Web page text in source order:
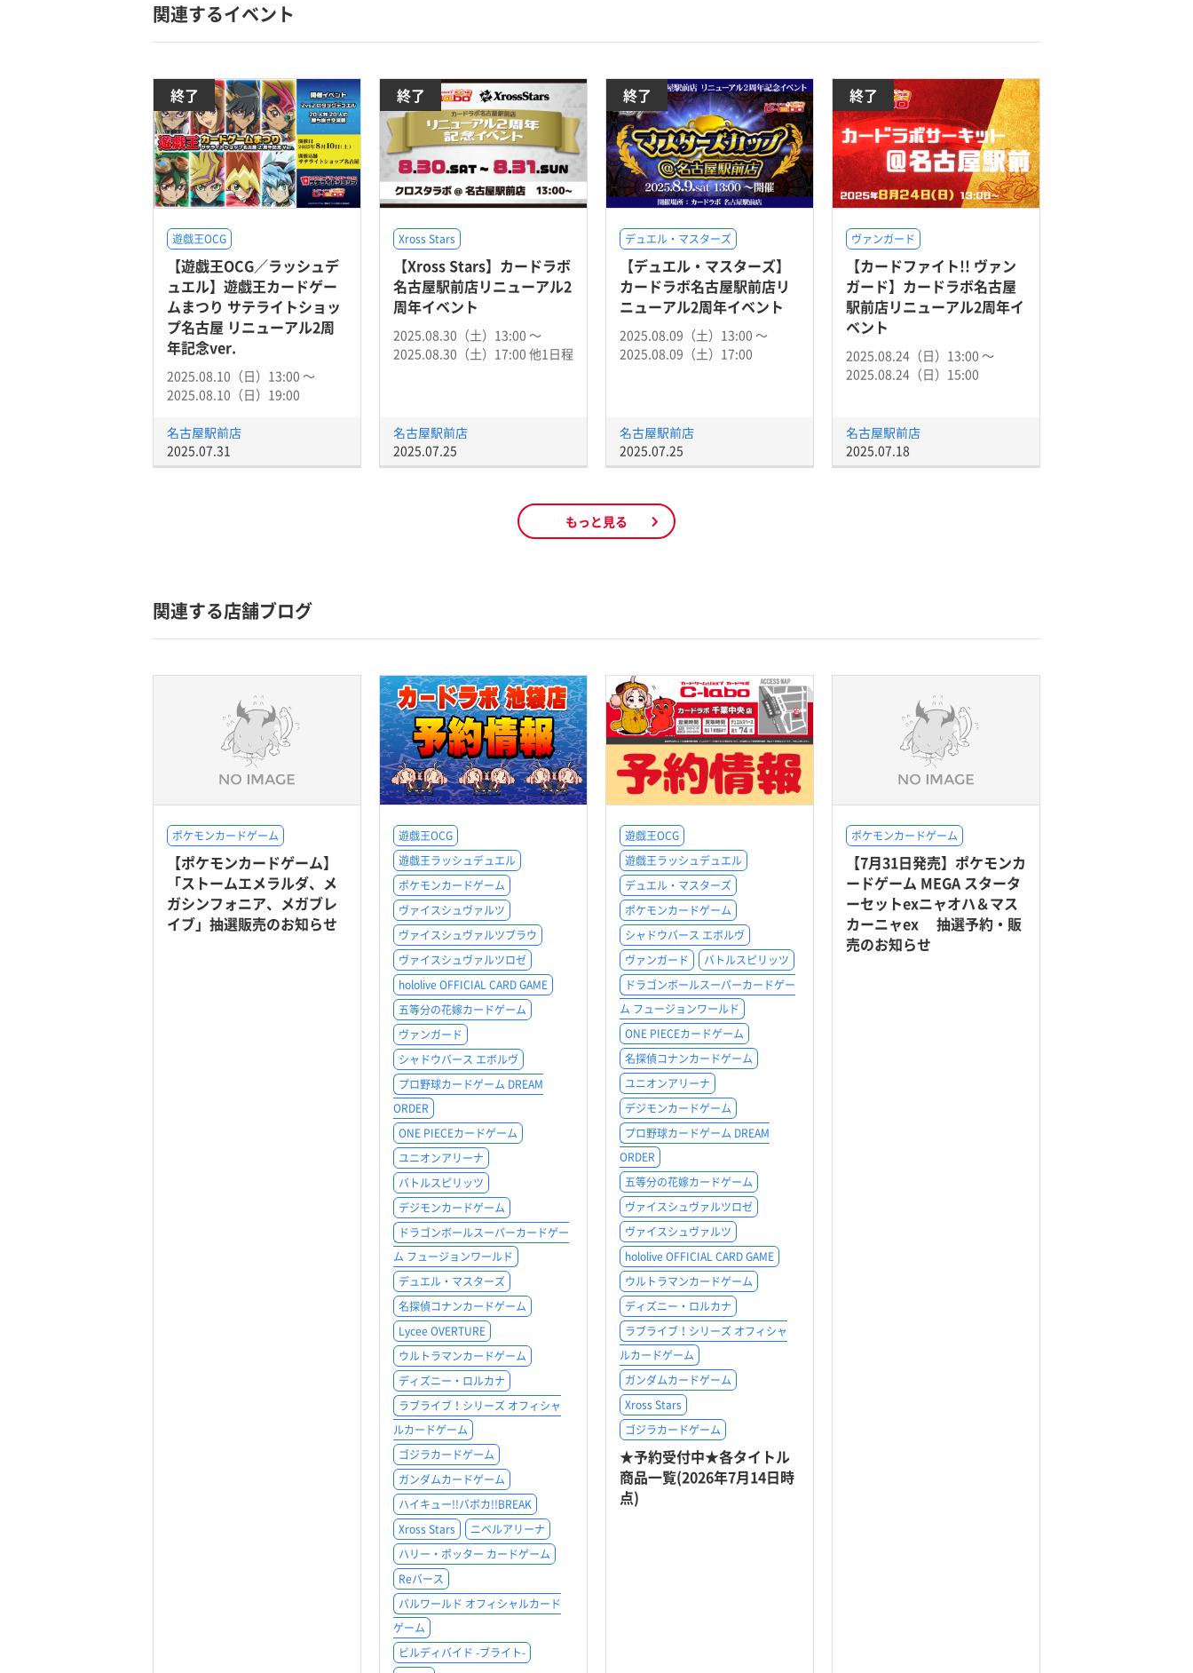
関連するイベント
終了
遊戯王OCG
【遊戯王OCG／ラッシュデ
ュエル】遊戯王カードゲー
ムまつり サテライトショッ
プ名古屋 リニューアル2周
年記念ver.
2025.08.10（日）13:00 〜
2025.08.10（日）19:00
名古屋駅前店
2025.07.31
終了
Xross Stars
【Xross Stars】カードラボ
名古屋駅前店リニューアル2
周年イベント
2025.08.30（土）13:00 〜
2025.08.30（土）17:00 他1日程
名古屋駅前店
2025.07.25
終了
デュエル・マスターズ
【デュエル・マスターズ】
カードラボ名古屋駅前店リ
ニューアル2周年イベント
2025.08.09（土）13:00 〜
2025.08.09（土）17:00
名古屋駅前店
2025.07.25
終了
ヴァンガード
【カードファイト!! ヴァン
ガード】カードラボ名古屋
駅前店リニューアル2周年イ
ベント
2025.08.24（日）13:00 〜
2025.08.24（日）15:00
名古屋駅前店
2025.07.18
もっと見る
関連する店舗ブログ
ポケモンカードゲーム
【ポケモンカードゲーム】
「ストームエメラルダ、メ
ガシンフォニア、メガブレ
イブ」抽選販売のお知らせ
遊戯王OCG
遊戯王ラッシュデュエル
ポケモンカードゲーム
ヴァイスシュヴァルツ
ヴァイスシュヴァルツブラウ
ヴァイスシュヴァルツロゼ
hololive OFFICIAL CARD GAME
五等分の花嫁カードゲーム
ヴァンガード
シャドウバース エボルヴ
プロ野球カードゲーム DREAM
ORDER
ONE PIECEカードゲーム
ユニオンアリーナ
バトルスピリッツ
デジモンカードゲーム
ドラゴンボールスーパーカードゲー
ム フュージョンワールド
デュエル・マスターズ
名探偵コナンカードゲーム
Lycee OVERTURE
ウルトラマンカードゲーム
ディズニー・ロルカナ
ラブライブ！シリーズ オフィシャ
ルカードゲーム
ゴジラカードゲーム
ガンダムカードゲーム
ハイキュー!!バボカ!!BREAK
Xross Stars
ニベルアリーナ
ハリー・ポッター カードゲーム
Reバース
パルワールド オフィシャルカード
ゲーム
ビルディバイド -ブライト-
遊戯王OCG
遊戯王ラッシュデュエル
デュエル・マスターズ
ポケモンカードゲーム
シャドウバース エボルヴ
ヴァンガード
バトルスピリッツ
ドラゴンボールスーパーカードゲー
ム フュージョンワールド
ONE PIECEカードゲーム
名探偵コナンカードゲーム
ユニオンアリーナ
デジモンカードゲーム
プロ野球カードゲーム DREAM
ORDER
五等分の花嫁カードゲーム
ヴァイスシュヴァルツロゼ
ヴァイスシュヴァルツ
hololive OFFICIAL CARD GAME
ウルトラマンカードゲーム
ディズニー・ロルカナ
ラブライブ！シリーズ オフィシャ
ルカードゲーム
ガンダムカードゲーム
Xross Stars
ゴジラカードゲーム
★予約受付中★各タイトル
商品一覧(2026年7月14日時
点)
ポケモンカードゲーム
【7月31日発売】ポケモンカ
ードゲーム MEGA スタータ
ーセットexニャオハ＆マス
カーニャex 抽選予約・販
売のお知らせ